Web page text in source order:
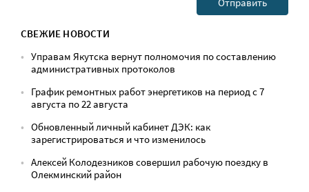
СВЕЖИЕ НОВОСТИ
Управам Якутска вернут полномочия по составлению
административных протоколов
График ремонтных работ энергетиков на период с 7
августа по 22 августа
Обновленный личный кабинет ДЭК: как
зарегистрироваться и что изменилось
Алексей Колодезников совершил рабочую поездку в
Олекминский район